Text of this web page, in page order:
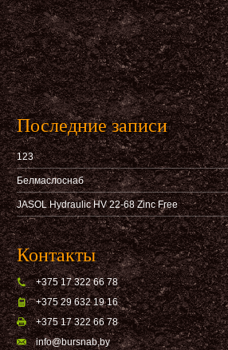
Последние записи
123
Белмаслоснаб
JASOL Hydraulic HV 22-68 Zinc Free
Контакты
+375 17 322 66 78
+375 29 632 19 16
+375 17 322 66 78
info@bursnab,by